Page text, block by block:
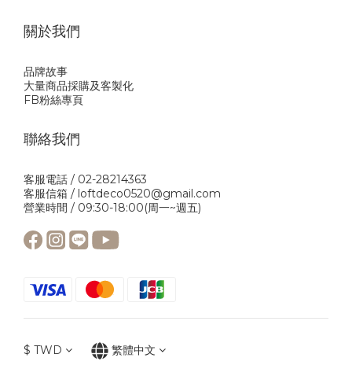
關於我們
品牌故事
大量商品採購及客製化
FB粉絲專頁
聯絡我們
客服電話 / 02-28214363
客服信箱 / loftdeco0520@gmail.com
營業時間 / 09:30-18:00(周一~週五)
$ TWD 繁體中文